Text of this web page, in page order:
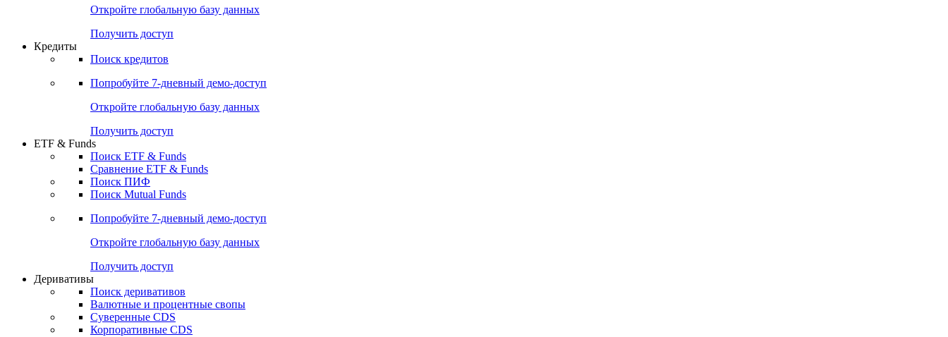
Откройте глобальную базу данных
Получить доступ
Кредиты
Поиск кредитов
Попробуйте 7-дневный демо-доступ
Откройте глобальную базу данных
Получить доступ
ETF & Funds
Поиск ETF & Funds
Сравнение ETF & Funds
Поиск ПИФ
Поиск Mutual Funds
Попробуйте 7-дневный демо-доступ
Откройте глобальную базу данных
Получить доступ
Деривативы
Поиск деривативов
Валютные и процентные свопы
Суверенные CDS
Корпоративные CDS